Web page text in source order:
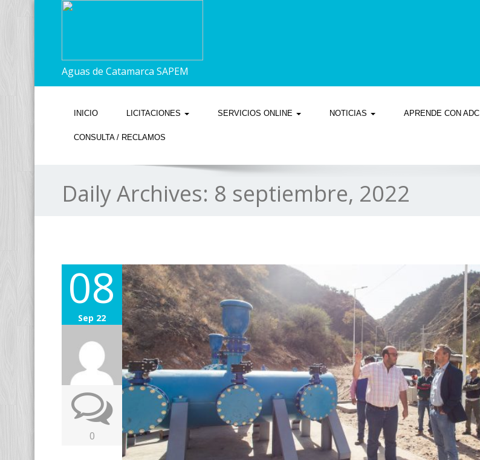
Aguas de Catamarca SAPEM
INICIO LICITACIONES SERVICIOS ONLINE NOTICIAS APRENDE CON ADC
CONSULTA / RECLAMOS
Daily Archives: 8 septiembre, 2022
08
Sep 22
0